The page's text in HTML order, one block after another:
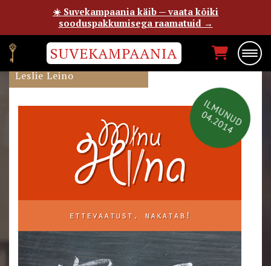
SUVEKAMPAANIA
MINU HIINA 2014
Leslie Leino
ILMUNUD
04.2014
☀️ Suvekampaania käib — vaata kõiki
sooduspakkumisega raamatuid →